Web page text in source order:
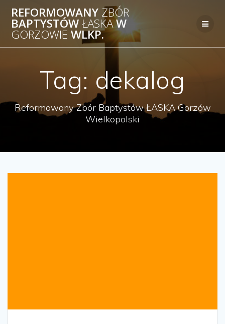
Przejdź
do
treści
REFORMOWANY ZBÓR
BAPTYSTÓWŁASKAW
GORZOWIE WLKP.
Tag: dekalog
Reformowany Zbór Baptystów ŁASKA Gorzów
Wielkopolski